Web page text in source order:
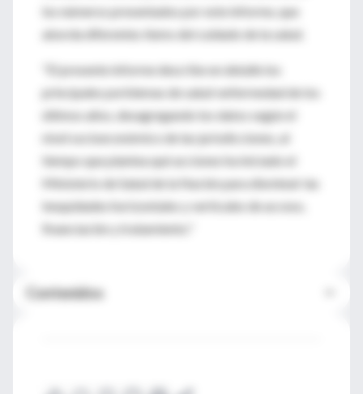
los números presentados por este informe, que
aborda diferentes ítems del cuidado de la salud.
"El presente informe describe en detalle los
principales porblemas de salud-enfermedad de los
últimos años, desagregando los datos según el
nivel socioeconómico de las jurisdicciones, al
tiempo que plantea qué acciones ha iniciado el
Ministerio de Salud de la Nación para disminuir las
inequidades horizontales y verticales de acceso,
financiación y tratamiento."
Contenidos